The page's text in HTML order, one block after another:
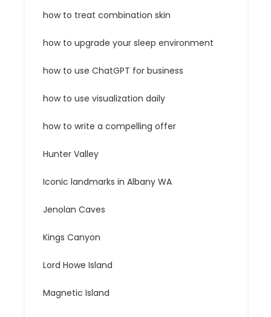
how to treat combination skin
how to upgrade your sleep environment
how to use ChatGPT for business
how to use visualization daily
how to write a compelling offer
Hunter Valley
Iconic landmarks in Albany WA
Jenolan Caves
Kings Canyon
Lord Howe Island
Magnetic Island